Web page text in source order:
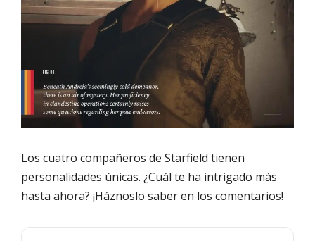
Los cuatro compañeros de Starfield tienen
personalidades únicas. ¿Cuál te ha intrigado más
hasta ahora? ¡Háznoslo saber en los comentarios!